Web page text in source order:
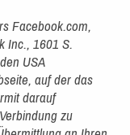
Facebook.com,
Inc., 1601 S.
USA
auf der das
darauf
zu